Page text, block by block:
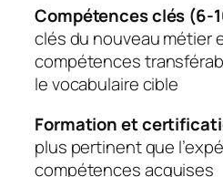
Compétences clés (6-
clés du nouveau métier
compétences
le vocabulaire cible
Formation et
plus pertinent que
compétences acquises